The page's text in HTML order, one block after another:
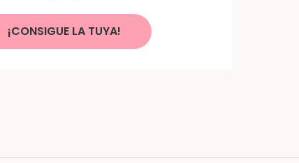
¡CONSIGUE LA TUYA!